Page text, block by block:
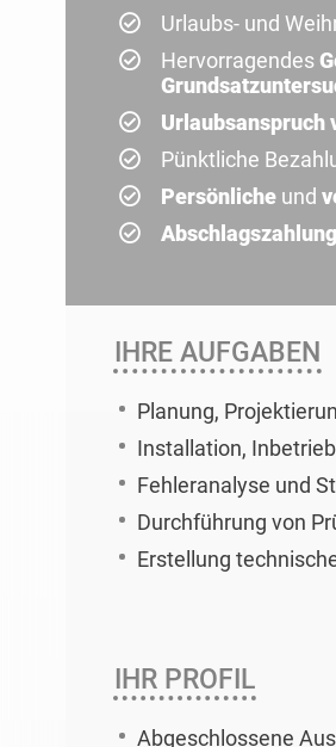
Urlaubs- und
Hervorragendes
Urlaubsanspruch
Pünktliche
Persönliche und
IHRE AUFGABEN
Planung,
Installation,
Fehleranalyse und
Durchführung von
Erstellung
IHR PROFIL
Abgeschlossene